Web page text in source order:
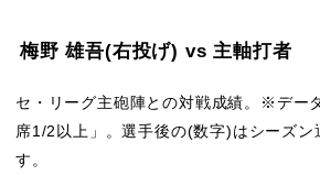
梅野 雄吾(右投げ) vs 主軸打者
セ・リーグ主砲陣との対戦成績。※デー
席1/2以上」。選手後の(数字)はシーズン
す。